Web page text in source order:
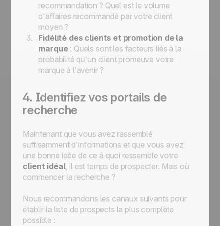
recommandation ? Quel est le volume
d'affaires recommandé par votre client
moyen ?
Fidélité des clients et promotion de la
marque: Quels sont les facteurs liés à la
probabilité qu'un client promeuve votre
marque à l’avenir ?
4. Identifiez vos portails de
recherche
Maintenant que vous avez rassemblé
suffisamment d'informations et que vous avez
une bonne idée de ce à quoi ressemble votre
client idéal, il est temps de prospecter. Mais où
commencer la recherche ?
Nous recommandons les canaux suivants pour
établir la liste de prospects la plus complète
possible :